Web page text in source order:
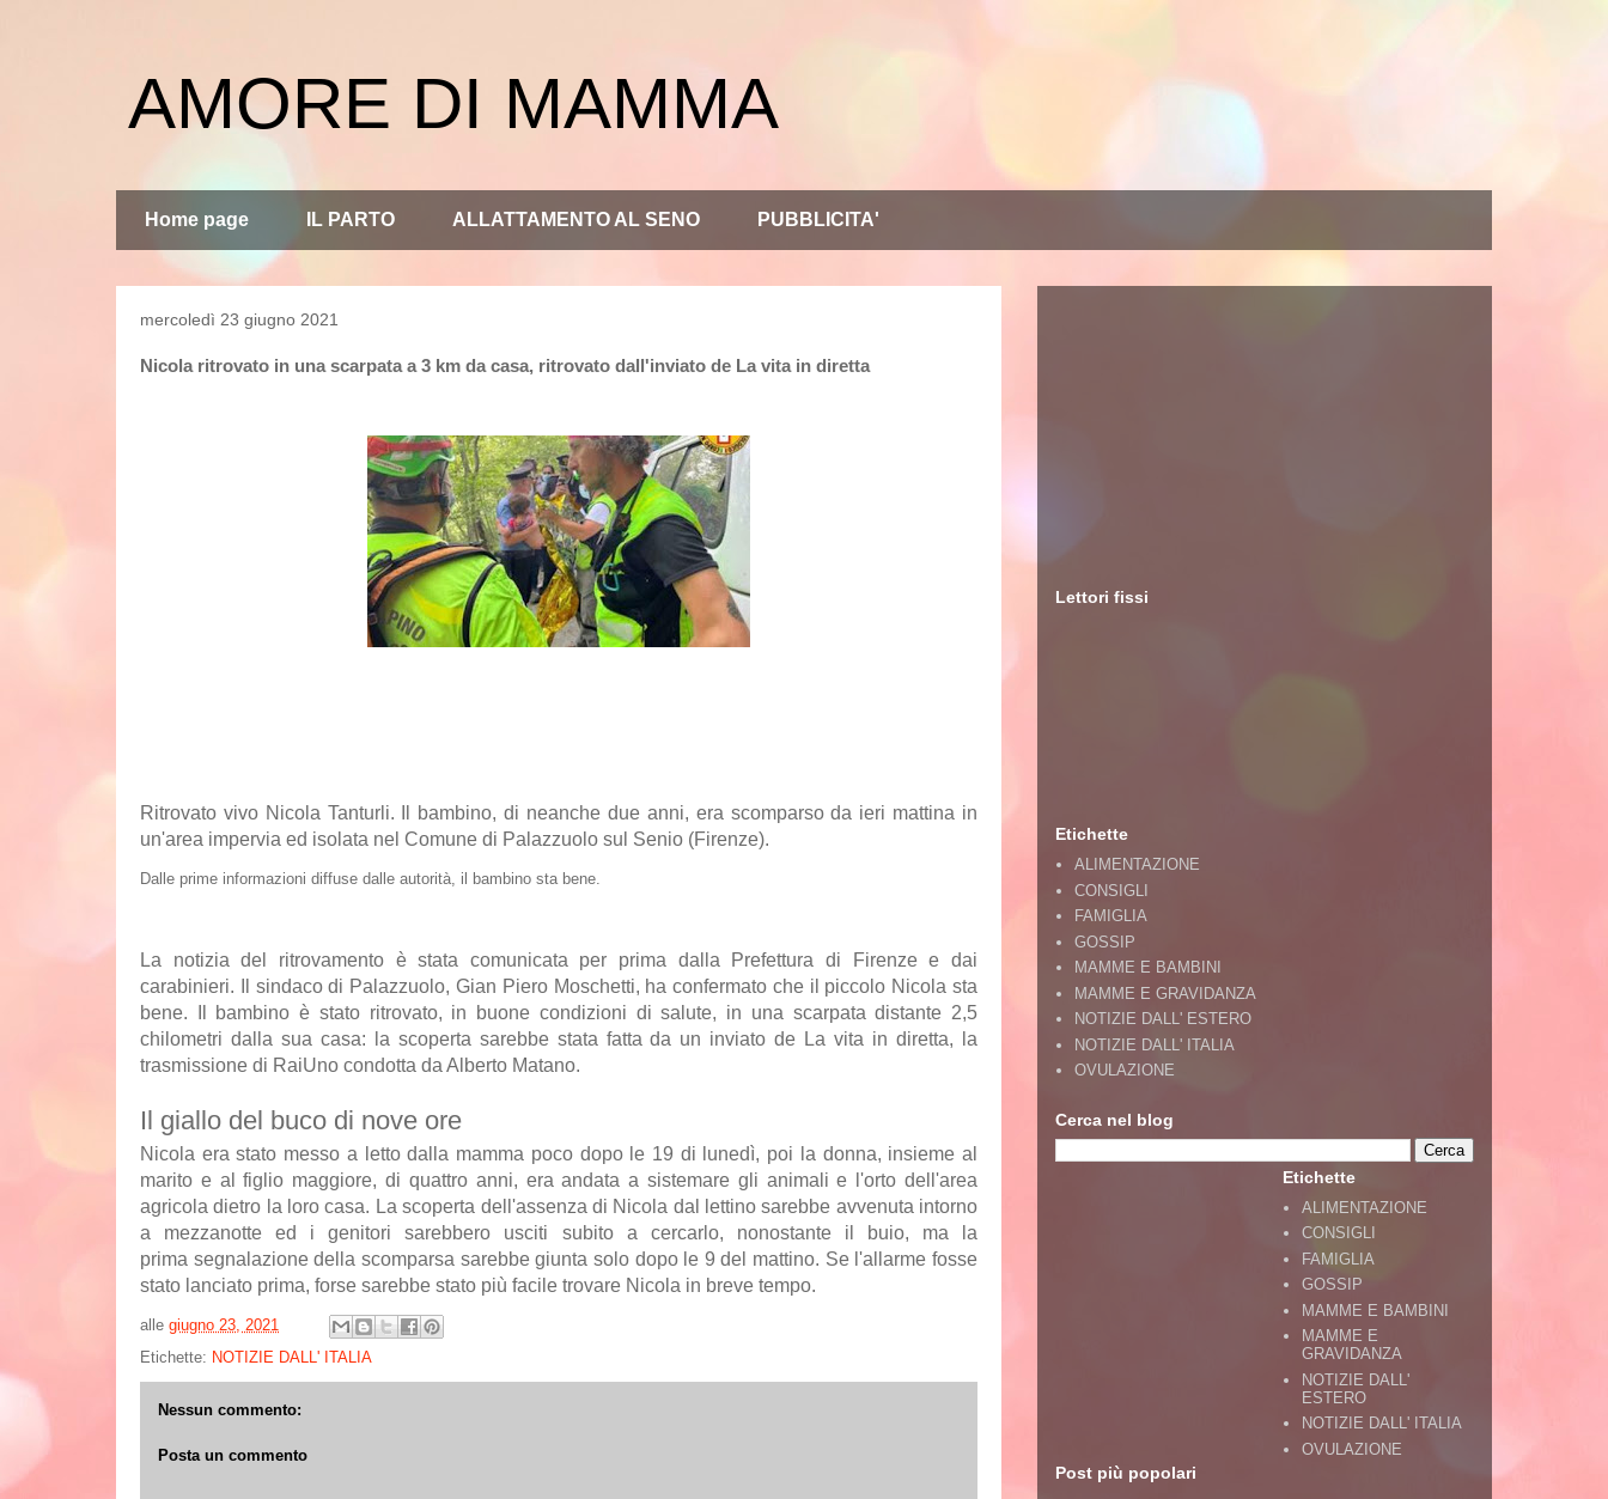
AMORE DI MAMMA
Home page IL PARTO ALLATTAMENTO AL SENO PUBBLICITA'
mercoledì 23 giugno 2021
Nicola ritrovato in una scarpata a 3 km da casa, ritrovato dall'inviato de La vita in diretta
Ritrovato vivo Nicola Tanturli. Il bambino, di neanche due anni, era scomparso da ieri mattina in
un'area impervia ed isolata nel Comune di Palazzuolo sul Senio (Firenze).
Dalle prime informazioni diffuse dalle autorità, il bambino sta bene.
La notizia del ritrovamento è stata comunicata per prima dalla Prefettura di Firenze e dai
carabinieri. Il sindaco di Palazzuolo, Gian Piero Moschetti, ha confermato che il piccolo Nicola sta
bene. Il bambino è stato ritrovato, in buone condizioni di salute, in una scarpata distante 2,5
chilometri dalla sua casa: la scoperta sarebbe stata fatta da un inviato de La vita in diretta, la
trasmissione di RaiUno condotta da Alberto Matano.
Il giallo del buco di nove ore
Nicola era stato messo a letto dalla mamma poco dopo le 19 di lunedì, poi la donna, insieme al
marito e al figlio maggiore, di quattro anni, era andata a sistemare gli animali e l'orto dell'area
agricola dietro la loro casa. La scoperta dell'assenza di Nicola dal lettino sarebbe avvenuta intorno
a mezzanotte ed i genitori sarebbero usciti subito a cercarlo, nonostante il buio, ma la
prima segnalazione della scomparsa sarebbe giunta solo dopo le 9 del mattino. Se l'allarme fosse
stato lanciato prima, forse sarebbe stato più facile trovare Nicola in breve tempo.
alle giugno 23, 2021
Etichette: NOTIZIE DALL' ITALIA
Nessun commento:
Posta un commento
Lettori fissi
Etichette
ALIMENTAZIONE
CONSIGLI
FAMIGLIA
GOSSIP
MAMME E BAMBINI
MAMME E GRAVIDANZA
NOTIZIE DALL' ESTERO
NOTIZIE DALL' ITALIA
OVULAZIONE
Cerca nel blog
Etichette
ALIMENTAZIONE
CONSIGLI
FAMIGLIA
GOSSIP
MAMME E BAMBINI
MAMME E
GRAVIDANZA
NOTIZIE DALL'
ESTERO
NOTIZIE DALL' ITALIA
OVULAZIONE
Post più popolari